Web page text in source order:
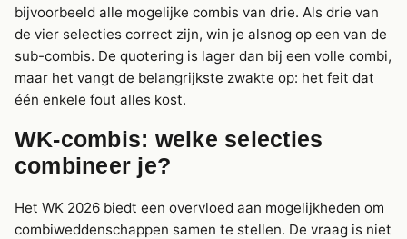
bijvoorbeeld alle mogelijke combis van drie. Als drie van
de vier selecties correct zijn, win je alsnog op een van de
sub-combis. De quotering is lager dan bij een volle combi,
maar het vangt de belangrijkste zwakte op: het feit dat
één enkele fout alles kost.
WK-combis: welke selecties
combineer je?
Het WK 2026 biedt een overvloed aan mogelijkheden om
combiweddenschappen samen te stellen. De vraag is niet